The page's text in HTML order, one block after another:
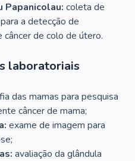
Papanicolau: coleta de
a detecção de
de colo de útero.
laboratoriais
das mamas para pesquisa
câncer de mama;
exame de imagem para
avaliação da glândula